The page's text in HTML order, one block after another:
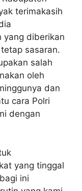
terimakasih
yang diberikan
sasaran.
salah
oleh
dan
cara Polri
dengan
yang tinggal
ini